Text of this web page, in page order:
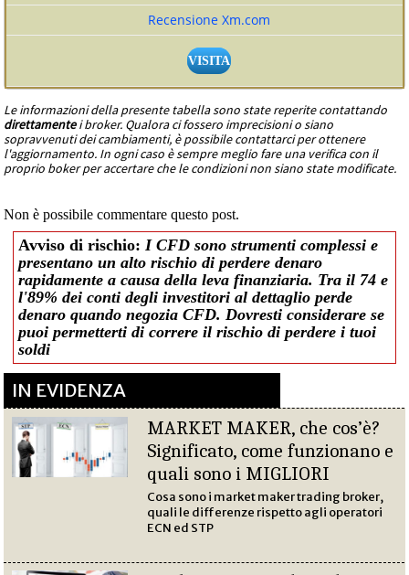
Recensione Xm.com
VISITA
Le informazioni della presente tabella sono state reperite contattando
direttamentei broker. Qualora ci fossero imprecisioni o siano
sopravvenuti dei cambiamenti, è possibile contattarci per ottenere
l'aggiornamento. In ogni caso è sempre meglio fare una verifica con il
proprio boker per accertare che le condizioni non siano state modificate.
Non è possibile commentare questo post.
Avviso di rischio:I CFD sono strumenti complessi e
presentano un alto rischio di perdere denaro
rapidamente a causa della leva finanziaria. Tra il 74 e
l'89% dei conti degli investitori al dettaglio perde
denaro quando negozia CFD. Dovresti considerare se
puoi permetterti di correre il rischio di perdere i tuoi
soldi
IN EVIDENZA
MARKET MAKER, che cos’è?
Significato, come funzionano e
quali sono i MIGLIORI
Cosa sono i market maker trading broker,
quali le differenze rispetto agli operatori
ECN ed STP